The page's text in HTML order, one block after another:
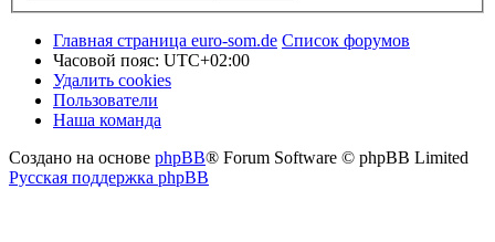
Главная страница euro-som.de Список форумов
Часовой пояс: UTC+02:00
Удалить cookies
Пользователи
Наша команда
Создано на основе phpBB® Forum Software © phpBB Limited
Русская поддержка phpBB